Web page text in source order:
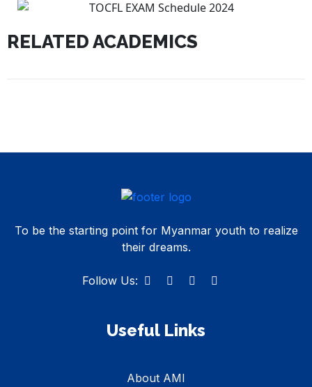
RELATED ACADEMICS
To be the starting point for Myanmar youth to realize
their dreams.
Follow Us:
Useful Links
About AMI